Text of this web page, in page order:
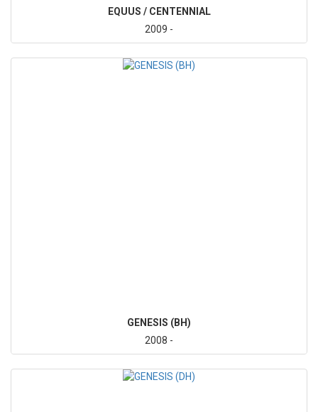
EQUUS / CENTENNIAL
2009 -
GENESIS (BH)
2008 -